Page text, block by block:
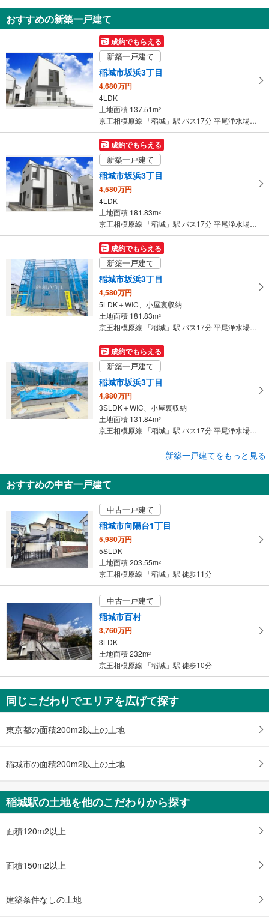
知
を
取
る
・
条
イ
ペ
ー
に
存
る
おすすめの新築一戸建て
成約でもらえる
新築一戸建て
稲城市坂浜3丁目
4,680万円
4LDK
土地面積 137.51m2
京王相模原線 「稲城」駅 バス17分 平尾浄水場 バス停下車 徒歩4分
成約でもらえる
新築一戸建て
稲城市坂浜3丁目
4,580万円
4LDK
土地面積 181.83m2
京王相模原線 「稲城」駅 バス17分 平尾浄水場 バス停下車 徒歩4分
成約でもらえる
新築一戸建て
稲城市坂浜3丁目
4,580万円
5LDK＋WIC、小屋裏収納
土地面積 181.83m2
京王相模原線 「稲城」駅 バス17分 平尾浄水場 バス停下車 徒歩4分
成約でもらえる
新築一戸建て
稲城市坂浜3丁目
4,880万円
3SLDK＋WIC、小屋裏収納
土地面積 131.84m2
京王相模原線 「稲城」駅 バス17分 平尾浄水場 バス停下車 徒歩4分
稲城市坂浜3丁目
4LDK＋小屋裏収納
土地面積 137.51m2
新築一戸建てをもっと見る
おすすめの中古一戸建て
中古一戸建て
稲城市向陽台1丁目
5,980万円
5SLDK
土地面積 203.55m2
京王相模原線 「稲城」駅 徒歩11分
中古一戸建て
稲城市百村
3,760万円
3LDK
土地面積 232m2
京王相模原線 「稲城」駅 徒歩10分
同じこだわりでエリアを広げて探す
東京都の面積200m2以上の土地
稲城市の面積200m2以上の土地
稲城駅の土地を他のこだわりから探す
面積120m2以上
面積150m2以上
建築条件なしの土地